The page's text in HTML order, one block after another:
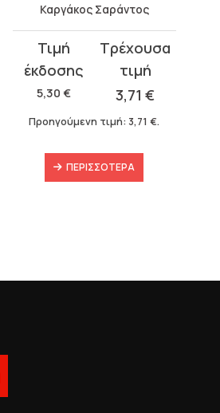
Καργάκος Σαράντος
5,30 €
Original
price
was:
5,30 €.
3,71€
τρέχουσα
τιμή
είναι:
Προηγούμενη τιμή: 3,71€.
ΠΕΡΙΣΣΌΤΕΡΑ